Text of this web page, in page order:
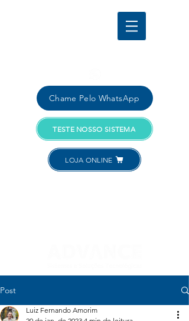
Chame Pelo WhatsApp
TESTE NOSSO SISTEMA
LOJA ONLINE
Post
Luiz Fernando Amorim